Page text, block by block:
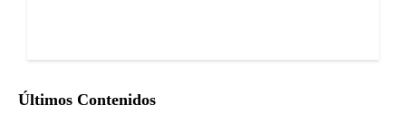
Últimos Contenidos